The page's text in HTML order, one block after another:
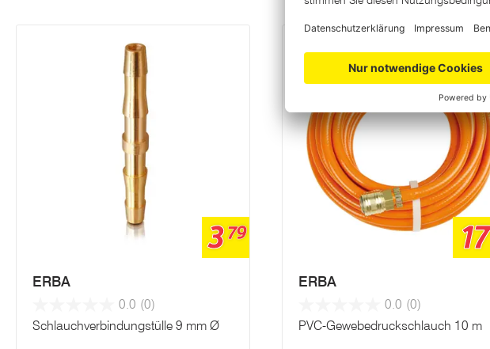
379
ERBA
0.0 (0)
Schlauchverbindungstülle 9 mm Ø
17
ERBA
0.0 (0)
PVC-Gewebedruckschlauch 10 m